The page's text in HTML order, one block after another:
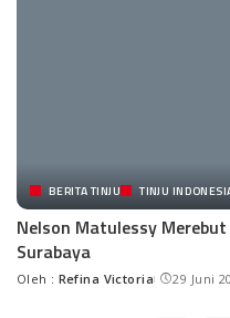
BERITA TINJU TINJU
Nelson Matulessy
Surabaya
Oleh : Refina Victoria 29 Juni